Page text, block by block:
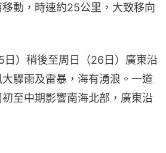
動，時速約25公里，大致移向
日）稍後至周日（26日）廣東沿
驟雨及雷暴，海有湧浪。一道
至中期影響南海北部，廣東沿